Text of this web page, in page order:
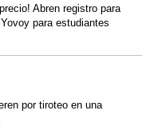
Abren registro para
para estudiantes
por tiroteo en una